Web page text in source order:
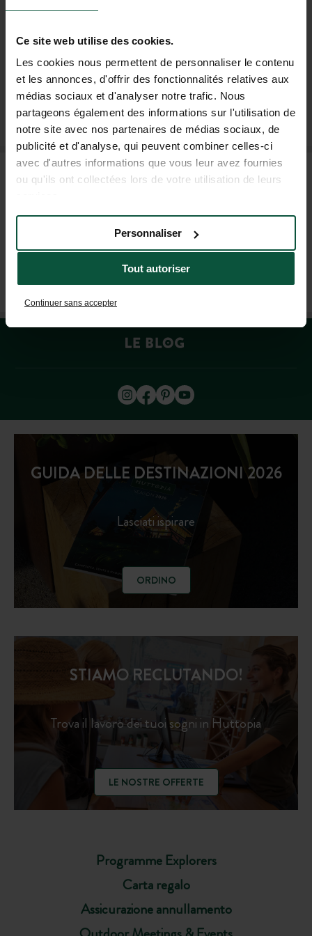
Ce site web utilise des cookies.
Les cookies nous permettent de personnaliser le contenu
et les annonces, d'offrir des fonctionnalités relatives aux
médias sociaux et d'analyser notre trafic. Nous
partageons également des informations sur l'utilisation de
notre site avec nos partenaires de médias sociaux, de
publicité et d'analyse, qui peuvent combiner celles-ci
avec d'autres informations que vous leur avez fournies
ou qu'ils ont collectées lors de votre utilisation de leurs
Tout autoriser
Personnaliser
Continuer sans accepter
Per essere i primi a conoscere le novità e le offerte
ISCRIVITI ALLA NOSTRA NEWSLETTER
DOMANDE FREQUENTI
AIUTO E CONTATTI
GUIDA DELLE DESTINAZIONI 2026
Lasciati ispirare
ORDINO
Programme Explorers
Carta regalo
Assicurazione annullamento
STIAMO RECLUTANDO!
Trova il lavoro dei tuoi sogni in Huttopia
LE NOSTRE OFFERTE